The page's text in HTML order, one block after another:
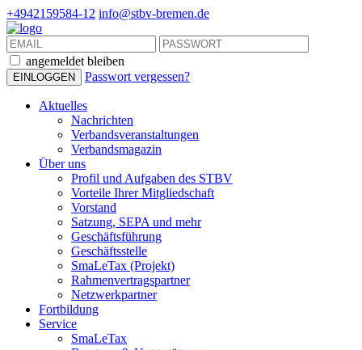
+4942159584-12 info@stbv-bremen.de
angemeldet bleiben
Passwort vergessen?
Aktuelles
Nachrichten
Verbandsveranstaltungen
Verbandsmagazin
Über uns
Profil und Aufgaben des STBV
Vorteile Ihrer Mitgliedschaft
Vorstand
Satzung, SEPA und mehr
Geschäftsführung
Geschäftsstelle
SmaLeTax (Projekt)
Rahmenvertragspartner
Netzwerkpartner
Fortbildung
Service
SmaLeTax